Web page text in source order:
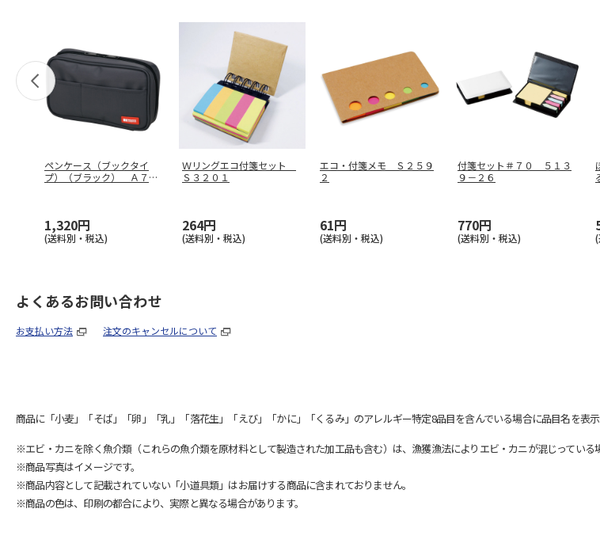
ペンケース（ブックタイ
プ）（ブラック） Ａ７５
1,320円
(送料別・税込)
Ｗリングエコ付箋セット
Ｓ３２０１
264円
(送料別・税込)
エコ・付箋メモ Ｓ２５９
２
61円
(送料別・税込)
付箋セット＃７０ ５１３
９－２６
770円
(送料別・税込)
よくあるお問い合わせ
お支払い方法 注文のキャンセルについて
商品に「小麦」「そば」「卵」「乳」「落花生」「えび」「かに」「くるみ」のアレルギー特定8品目を含んでいる場合に品目名を表示
※エビ・カニを除く魚介類（これらの魚介類を原材料として製造された加工品も含む）は、漁獲漁法によりエビ・カニが混じってい
※商品写真はイメージです。
※商品内容として記載されていない「小道具類」はお届けする商品に含まれておりません。
※商品の色は、印刷の都合により、実際と異なる場合があります。